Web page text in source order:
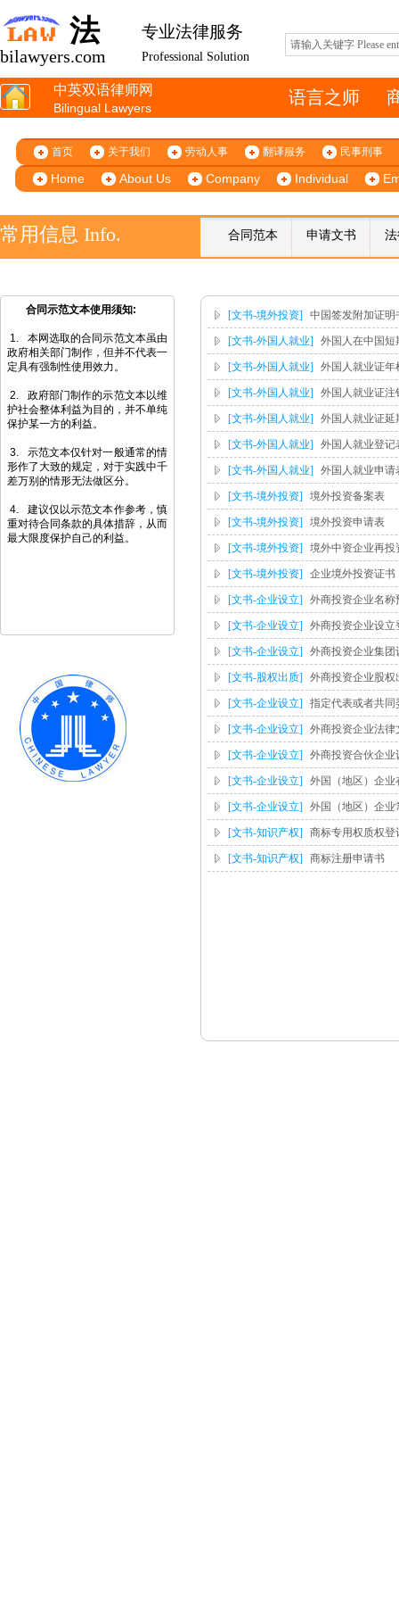
法 专业法律服务
Professional Solution
bilawyers.com
中英双语律师网
Bilingual Lawyers
语言之师
首页 关于我们 劳动人事 翻译服务 民事刑事
Home About Us Company Individual
常用信息 Info. 合同范本 申请文书
[文书-境外投资] 中国签发附加证明
[文书-外国人就业] 外国人在中国短
[文书-外国人就业] 外国人就业证年
[文书-外国人就业] 外国人就业证注
[文书-外国人就业] 外国人就业证延
[文书-外国人就业] 外国人就业登记
[文书-外国人就业] 外国人就业申请
[文书-境外投资] 境外投资备案表
[文书-境外投资] 境外投资申请表
[文书-境外投资] 境外中资企业再投
[文书-境外投资] 企业境外投资证书
[文书-企业设立] 外商投资企业名称
[文书-企业设立] 外商投资企业设立
[文书-企业设立] 外商投资企业集团
[文书-股权出质] 外商投资企业股权
[文书-企业设立] 指定代表或者共
[文书-企业设立] 外商投资企业法
[文书-企业设立] 外商投资合伙企业
[文书-企业设立] 外国（地区）企
[文书-企业设立] 外国（地区）企
[文书-知识产权] 商标专用权质权登
[文书-知识产权] 商标注册申请书
合同示范文本使用须知:
1. 本网选取的合同示范文本虽由
政府相关部门制作，但并不代表一
定具有强制性使用效力。
2. 政府部门制作的示范文本以维
护社会整体利益为目的，并不单纯
保护某一方的利益。
3. 示范文本仅针对一般通常的情
形作了大致的规定，对于实践中千
差万别的情形无法做区分。
4. 建议仅以示范文本作参考，慎
重对待合同条款的具体措辞，从而
最大限度保护自己的利益。